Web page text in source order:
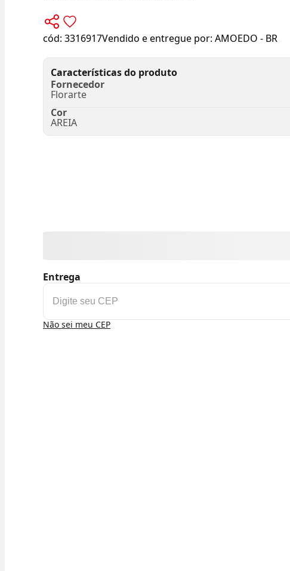
cód: 3316917Vendido e entregue por: AMOEDO - BR
Características do produto
Fornecedor
Florarte
Cor
AREIA
Entrega
Não sei meu CEP